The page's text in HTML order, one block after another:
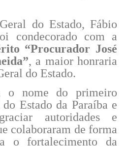
do Estado, Fábio
condecorado com a
“Procurador José
, a maior honraria
do Estado.
o nome do primeiro
Estado da Paraíba e
autoridades e
colaboraram de forma
o fortalecimento da